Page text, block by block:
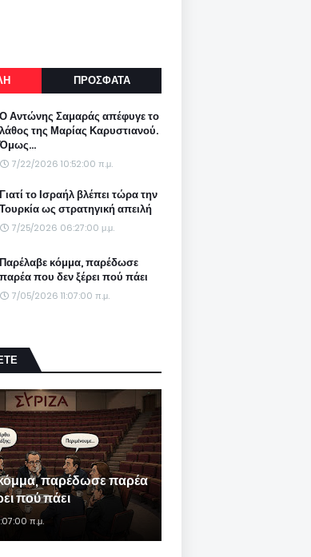
ΠΡΟΣΦΑΤΑ
Ο Αντώνης Σαμαράς απέφυγε το
λάθος της Μαρίας Καρυστιανού.
Όμως...
7/22/2026 10:52:00 π.μ.
Γιατί το Ισραήλ βλέπει τώρα την
Τουρκία ως στρατηγική απειλή
7/25/2026 06:27:00 μ.μ.
Παρέλαβε κόμμα, παρέδωσε
παρέα που δεν ξέρει πού πάει
7/05/2026 11:07:00 π.μ.
παρέδωσε παρέα
πού πάει
π.μ.